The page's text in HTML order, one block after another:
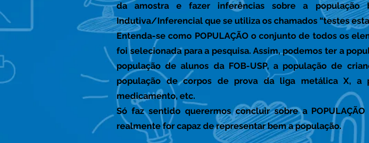
da amostra e fazer inferências sobre a população
Indutiva/Inferencial que se utiliza os chamados “testes
Entenda-se como POPULAÇÃO o conjunto de todos os
foi selecionada para a pesquisa. Assim, podemos ter a
população de alunos da FOB-USP, a população de
população de corpos de prova da liga metálica X, a
medicamento, etc.
Só faz sentido querermos concluir sobre a
realmente for capaz de representar bem a população.